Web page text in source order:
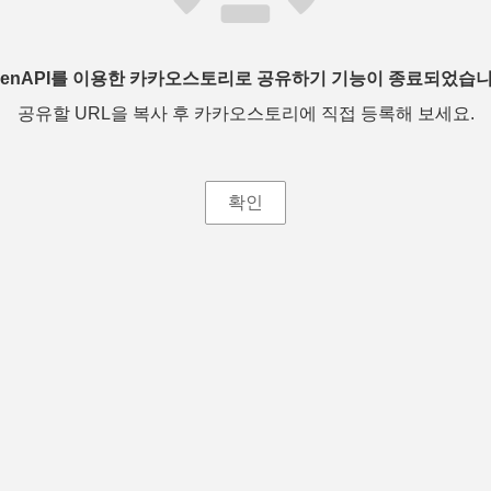
를 이용한 카카오스토리로 공유하기 기능이 종료되었습
공유할 URL을 복사 후 카카오스토리에 직접 등록해 보세요.
확인